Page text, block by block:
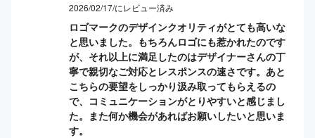
2026/02/17/にレビュー済み
ロゴマークのデザインクオリティがとても高いな
と思いました。もちろんロゴにも惹かれたのです
が、それ以上に満足したのはデザイナーさんの丁
寧で親切なご対応とレスポンスの速さです。あと
こちらの要望をしっかり汲み取ってもらえるの
で、コミュニケーションがとりやすいと感じまし
た。また何か機会があればお願いしたいと思いま
す。